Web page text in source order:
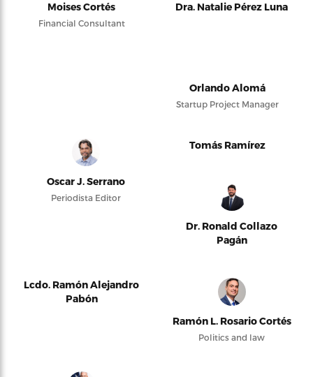
Moises Cortés
Financial Consultant
Dra. Natalie Pérez Luna
Orlando Alomá
Startup Project Manager
Oscar J. Serrano
Periodista Editor
Tomás Ramírez
Dr. Ronald Collazo
Pagán
Lcdo. Ramón Alejandro
Pabón
Ramón L. Rosario Cortés
Politics and law